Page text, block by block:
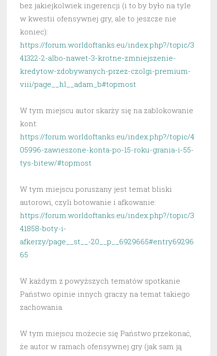
bez jakiejkolwiek ingerencji (i to by było na tyle
w kwestii ofensywnej gry, ale to jeszcze nie
koniec):
https://forum.worldoftanks.eu/index.php?/topic/3
41322-2-albo-nawet-3-krotne-zmniejszenie-
kredytow-zdobywanych-przez-czolgi-premium-
viii/page__hl__adam_b#topmost
W tym miejscu autor skarży się na zablokowanie
kont:
https://forum.worldoftanks.eu/index.php?/topic/4
05996-zawieszone-konta-po-15-roku-grania-i-55-
tys-bitew/#topmost
W tym miejscu poruszany jest temat bliski
autorowi, czyli botowanie i afkowanie:
https://forum.worldoftanks.eu/index.php?/topic/3
41858-boty-i-
afkerzy/page__st__-20__p__6929665#entry69296
65
W każdym z powyższych tematów spotkanie
Państwo opinie innych graczy na temat takiego
zachowania.
W tym miejscu możecie się Państwo przekonać,
że autor w ramach ofensywnej gry (jak sam ją